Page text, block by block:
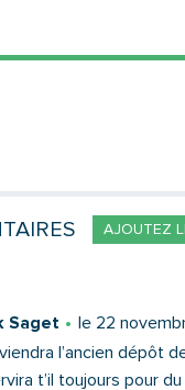
AJOUTEZ
Saget le 22
l’ancien dépôt
t’il toujours pour